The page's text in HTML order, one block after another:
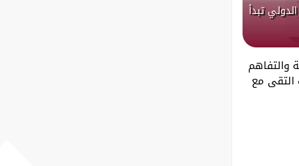
تبدأ
والتفاهم
التقى مع